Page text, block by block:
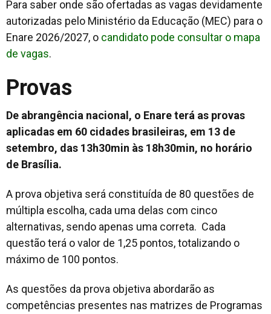
Para saber onde são ofertadas as vagas devidamente
autorizadas pelo Ministério da Educação (MEC) para o
Enare 2026/2027, o candidato pode consultar o mapa
de vagas.
Provas
De abrangência nacional, o Enare terá as provas
aplicadas em 60 cidades brasileiras, em 13 de
setembro, das 13h30min às 18h30min, no horário
de Brasília.
A prova objetiva será constituída de 80 questões de
múltipla escolha, cada uma delas com cinco
alternativas, sendo apenas uma correta. Cada
questão terá o valor de 1,25 pontos, totalizando o
máximo de 100 pontos.
As questões da prova objetiva abordarão as
competências presentes nas matrizes de Programas